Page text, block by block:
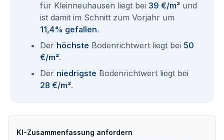
für Kleinneuhausen liegt bei 39 €/m² und
ist damit im Schnitt zum Vorjahr um
11,4% gefallen.
Der höchste Bodenrichtwert liegt bei 50
€/m².
Der niedrigste Bodenrichtwert liegt bei
28 €/m².
KI-Zusammenfassung anfordern